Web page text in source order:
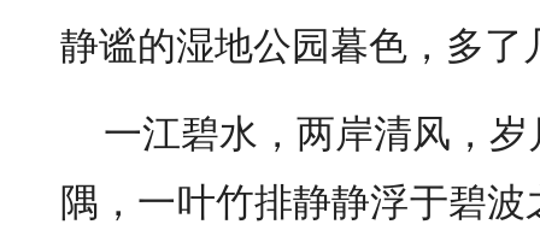
静谧的湿地公园暮色，多
一江碧水，两岸清风，
隅，一叶竹排静静浮于碧